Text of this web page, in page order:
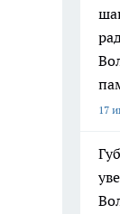
17